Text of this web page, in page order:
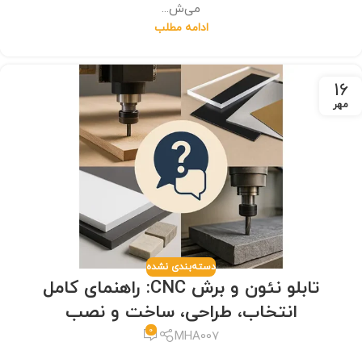
می‌ش...
ادامه مطلب
16
مهر
دسته‌بندی نشده
تابلو نئون و برش CNC: راهنمای کامل
انتخاب، طراحی، ساخت و نصب
MHA007
0